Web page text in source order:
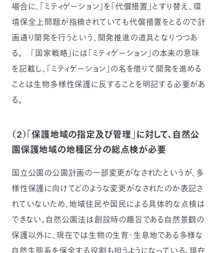
場合に、「ミティゲーション」を「代償措置」とすり替え、環
境保全上問題が指摘されていても代償措置をとるので計
画通り開発を行うという、開発推進の道具となりつつあ
る。 「国家戦略」には「ミティゲーション」の本来の意味
を記載し、「ミティゲーション」の名を借りて開発を進める
ことは生物多様性保護に反することを明記する必要があ
る。
（2）「保護地域の指定及び管理」に対して、自然公
園保護地域の地種区分の総点検が必要
国立公園の公園計画の一部変更がなされたというが、多
様性保護に向けてどのような変更がなされたのか表記さ
れていないため、地域住民や国民による具体的な点検は
できない。自然公園法は創設時の趣旨である自然景観の
保護以外に、現在では生物の生育・生息地である多様な
自然生態系を保全する役割も担うようになっている。現在